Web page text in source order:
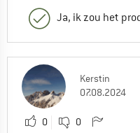
Ja, ik zou het
Kerstin
07.08.2024
0 0